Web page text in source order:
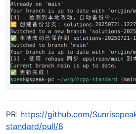
PR: https://github.com/
standard/pull/8